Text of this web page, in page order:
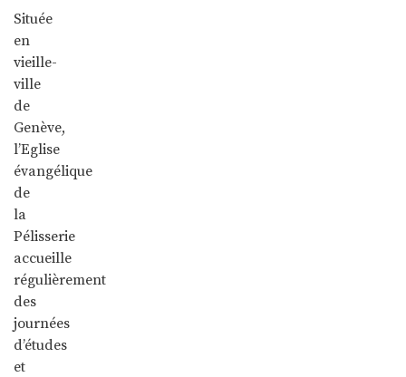
Située
en
vieille-
ville
de
Genève,
l’Eglise
évangélique
de
la
Pélisserie
accueille
régulièrement
des
journées
d’études
et